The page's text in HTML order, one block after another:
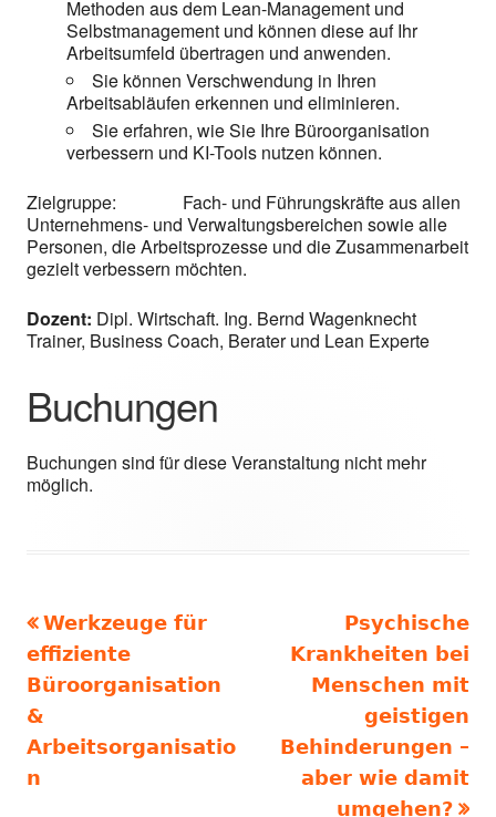
Methoden aus dem Lean-Management und
Selbstmanagement und können diese auf Ihr
Arbeitsumfeld übertragen und anwenden.
Sie können Verschwendung in Ihren
Arbeitsabläufen erkennen und eliminieren.
Sie erfahren, wie Sie Ihre Büroorganisation
verbessern und KI-Tools nutzen können.
Zielgruppe: Fach- und Führungskräfte aus allen
Unternehmens- und Verwaltungsbereichen sowie alle
Personen, die Arbeitsprozesse und die Zusammenarbeit
gezielt verbessern möchten.
Dozent: Dipl. Wirtschaft. Ing. Bernd Wagenknecht
Trainer, Business Coach, Berater und Lean Experte
Buchungen
Buchungen sind für diese Veranstaltung nicht mehr
möglich.
Beitragsnavigation
Vorheriger
Beitrag:
Werkzeuge für
effiziente
Büroorganisation
&
Arbeitsorganisatio
n
Nächster
Beitrag
Psychische
Krankheiten bei
Menschen mit
geistigen
Behinderungen –
aber wie damit
umgehen?